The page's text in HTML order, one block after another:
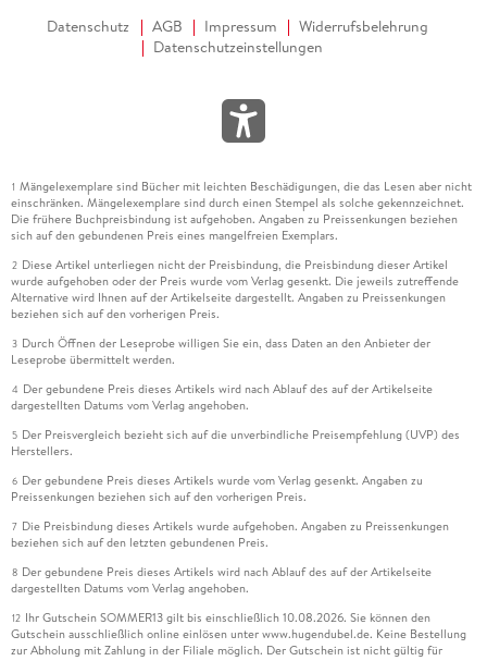
Datenschutz AGB Impressum
Widerrufsbelehrung
Datenschutzeinstellungen
1 Mängelexemplare sind Bücher mit leichten Beschädigungen, die das Lesen aber nicht
einschränken. Mängelexemplare sind durch einen Stempel als solche gekennzeichnet.
Die frühere Buchpreisbindung ist aufgehoben. Angaben zu Preissenkungen beziehen
sich auf den gebundenen Preis eines mangelfreien Exemplars.
2 Diese Artikel unterliegen nicht der Preisbindung, die Preisbindung dieser Artikel
wurde aufgehoben oder der Preis wurde vom Verlag gesenkt. Die jeweils zutreffende
Alternative wird Ihnen auf der Artikelseite dargestellt. Angaben zu Preissenkungen
beziehen sich auf den vorherigen Preis.
3 Durch Öffnen der Leseprobe willigen Sie ein, dass Daten an den Anbieter der
Leseprobe übermittelt werden.
4 Der gebundene Preis dieses Artikels wird nach Ablauf des auf der Artikelseite
dargestellten Datums vom Verlag angehoben.
5 Der Preisvergleich bezieht sich auf die unverbindliche Preisempfehlung (UVP) des
Herstellers.
6 Der gebundene Preis dieses Artikels wurde vom Verlag gesenkt. Angaben zu
Preissenkungen beziehen sich auf den vorherigen Preis.
7 Die Preisbindung dieses Artikels wurde aufgehoben. Angaben zu Preissenkungen
beziehen sich auf den letzten gebundenen Preis.
8 Der gebundene Preis dieses Artikels wird nach Ablauf des auf der Artikelseite
dargestellten Datums vom Verlag angehoben.
12 Ihr Gutschein SOMMER13 gilt bis einschließlich 10.08.2026. Sie können den
Gutschein ausschließlich online einlösen unter www.hugendubel.de. Keine Bestellung
zur Abholung mit Zahlung in der Filiale möglich. Der Gutschein ist nicht gültig für